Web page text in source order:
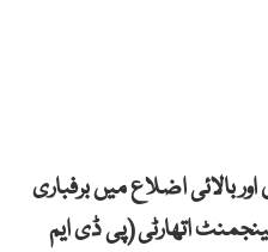
بالائی اضلاع میں برفباری
اتھارٹی (پی ڈی ایم